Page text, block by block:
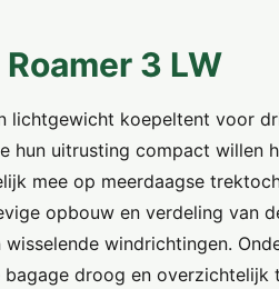
3 LW
lichtgewicht koepeltent voor
hun uitrusting compact willen
mee op meerdaagse
opbouw en verdeling van
windrichtingen.
droog en overzichtelijk